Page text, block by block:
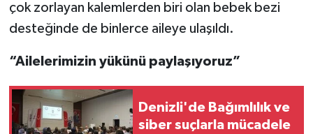
çok zorlayan kalemlerden biri olan bebek bezi
desteğinde de binlerce aileye ulaşıldı.
“Ailelerimizin yükünü paylaşıyoruz”
Denizli'de Bağımlılık ve
siber suçlarla mücadele